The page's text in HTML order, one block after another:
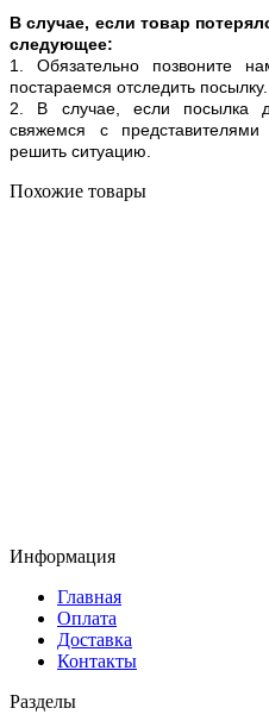
В случае, если товар
следующее:
1. Обязательно позвоните
постараемся отследить посылку.
2. В случае, если посылка
свяжемся с
решить ситуацию.
Похожие товары
Информация
Главная
Оплата
Доставка
Контакты
Разделы